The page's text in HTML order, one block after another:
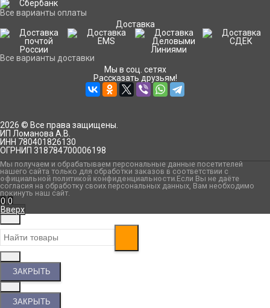
Все варианты оплаты
Доставка
Все варианты доставки
Мы в соц. сетях
Рассказать друзьям!
2026 © Все права защищены.
ИП Ломанова А.В.
ИНН 780401826130
ОГРНИП 318784700006198
Мы получаем и обрабатываем персональные данные посетителей
нашего сайта только для обработки заказов в соответствии с
официальной политикой конфиденциальности.Если Вы не даёте
согласия на обработку своих персональных данных, Вам необходимо
покинуть наш сайт.
0 0
Вверх
ЗАКРЫТЬ
ЗАКРЫТЬ